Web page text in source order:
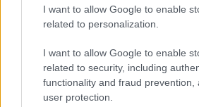
I want to allow Google to enable
related to personalization.
I want to allow Google to enable
related to security, including
functionality and fraud prevention,
user protection.
Προσλήψεις αναπληρωτών: Ποιό
ότι θα είναι το χρονοδιάγραμμα για
07/08/2026 - 20:00